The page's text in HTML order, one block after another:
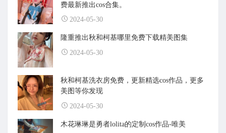
费最新推出cos合集。
2024-05-30
隆重推出秋和柯基哪里免费下载精美图集
2024-05-30
秋和柯基洗衣房免费，更新精选cos作品，更多
美图等你发现
2024-05-30
木花琳琳是勇者lolita的定制cos作品-唯美